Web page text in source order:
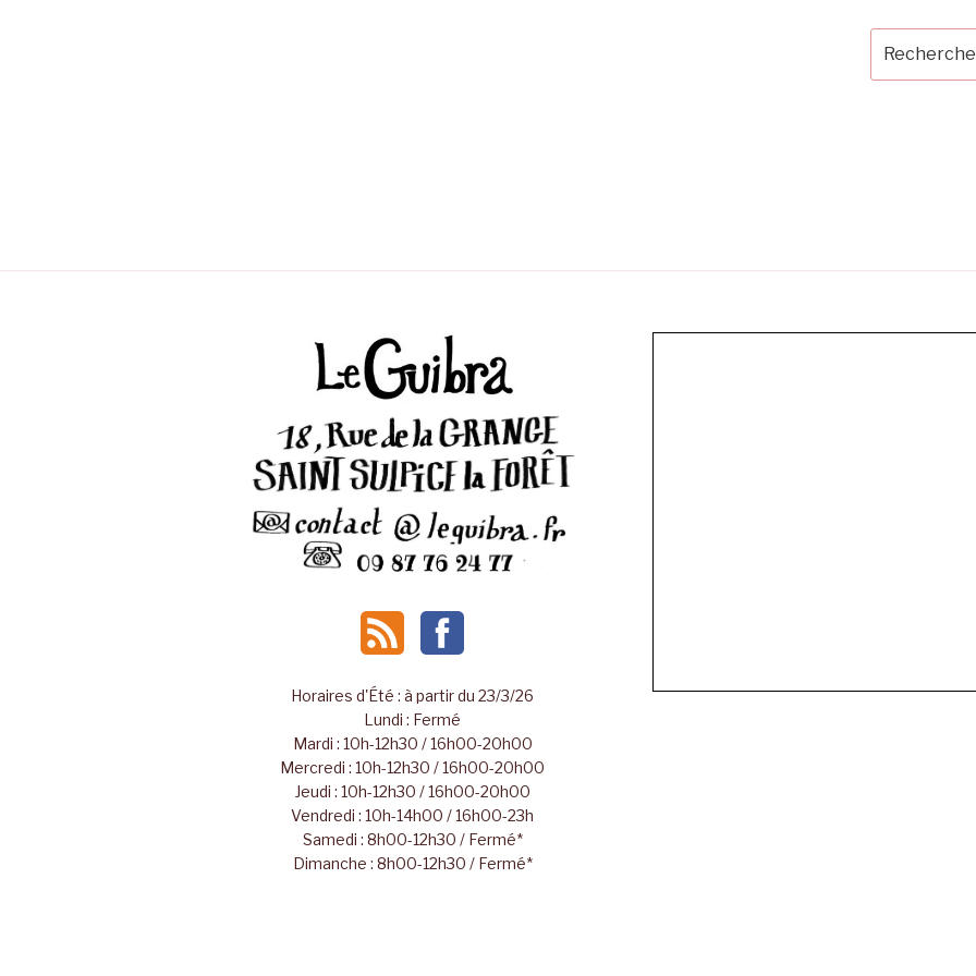
pour
:
Horaires d'Été : à partir du 23/3/26
Lundi : Fermé
Mardi : 10h-12h30 / 16h00-20h00
Mercredi : 10h-12h30 / 16h00-20h00
Jeudi : 10h-12h30 / 16h00-20h00
Vendredi : 10h-14h00 / 16h00-23h
Samedi : 8h00-12h30 / Fermé*
Dimanche : 8h00-12h30 / Fermé*